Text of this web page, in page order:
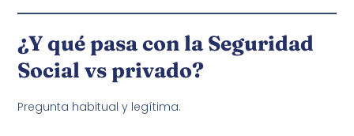
¿Y qué pasa con la Seguridad
Social vs privado?
Pregunta habitual y legítima.